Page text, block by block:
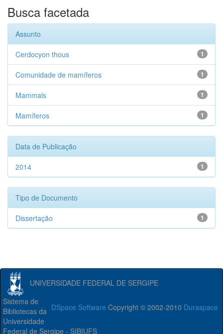
Busca facetada
Assunto
1
Cerdocyon thous
1
Comunidade de mamíferos
1
Mammals
1
Mamíferos
Data de Publicação
1
2014
Tipo de Documento
1
Dissertação
UNIVERSIDADE FEDERAL DE SERGIPE
DSpace Software Copyright © 2002-2010 Duraspace
Sistema de
Bibliotecas da
Universidade
Federal de Sergipe - SIBIUFS